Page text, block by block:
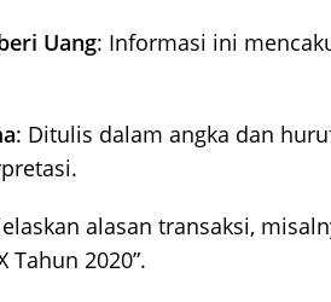
Uang: Informasi ini
: Ditulis dalam angka dan
alasan transaksi,
Tahun 2020”.